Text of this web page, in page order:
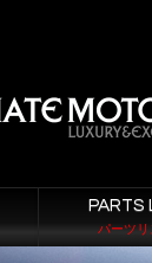
PARTS
パーツリ